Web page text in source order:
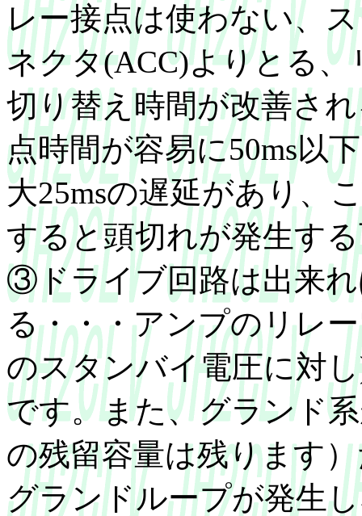
レー接点は使わない、
ネクタ(ACC)よりとる
切り替え時間が改善さ
点時間が容易に50ms以
大25msの遅延があり、
すると頭切れが発生す
③ドライブ回路は出来
る・・・アンプのリレ
のスタンバイ電圧に対
です。また、グランド
の残留容量は残ります
グランドループが発生